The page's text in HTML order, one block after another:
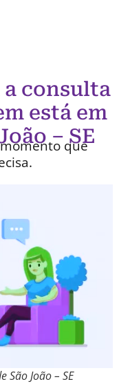
consulta
está em
– SE
que
São João – SE